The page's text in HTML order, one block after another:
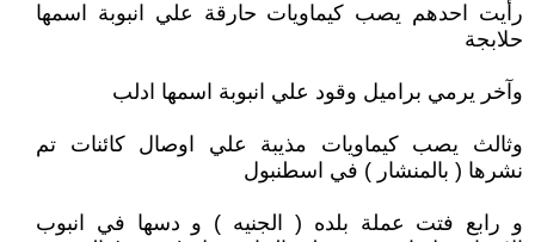
رأيت احدهم يصب كيماويات حارقة علي انبوبة اسمها
حلابجة
وآخر يرمي براميل وقود علي انبوبة اسمها ادلب
وثالث يصب كيماويات مذيبة علي اوصال كائنات تم
نشرها ( بالمنشار ) في اسطنبول
و رابع فتت عملة بلده ( الجنيه ) و دسها في انبوب